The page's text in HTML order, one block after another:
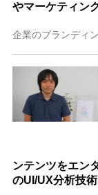
やマーケティン
ンテンツをエン
のUI/UX分析技